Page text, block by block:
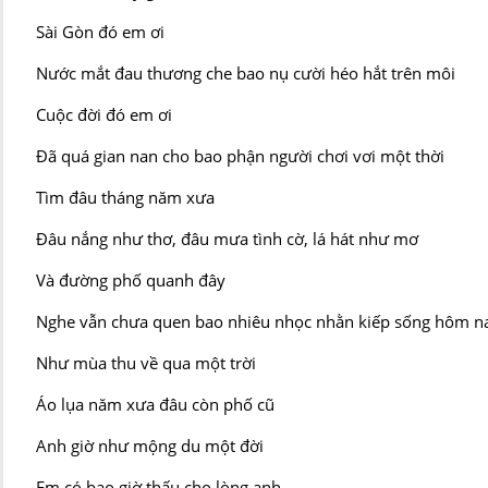
Sài Gòn đó em ơi
Nước mắt đau thương che bao nụ cười héo hắt trên môi
Cuộc đời đó em ơi
Đã quá gian nan cho bao phận người chơi vơi một thời
Tìm đâu tháng năm xưa
Đâu nắng như thơ, đâu mưa tình cờ, lá hát như mơ
Và đường phố quanh đây
Nghe vẫn chưa quen bao nhiêu nhọc nhằn kiếp sống hôm
Như mùa thu về qua một trời
Áo lụa năm xưa đâu còn phố cũ
Anh giờ như mộng du một đời